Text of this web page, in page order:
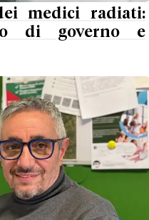
medici radiati:
di governo e